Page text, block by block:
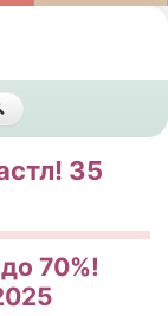
35
70%!